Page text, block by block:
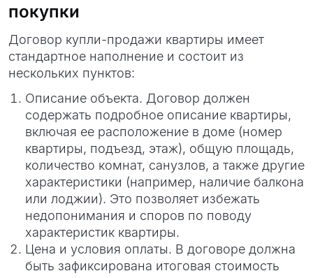
покупки
Договор купли-продажи квартиры имеет
стандартное наполнение и состоит из
нескольких пунктов:
Описание объекта. Договор должен
содержать подробное описание квартиры,
включая ее расположение в доме (номер
квартиры, подъезд, этаж), общую площадь,
количество комнат, санузлов, а также другие
характеристики (например, наличие балкона
или лоджии). Это позволяет избежать
недопонимания и споров по поводу
характеристик квартиры.
Цена и условия оплаты. В договоре должна
быть зафиксирована итоговая стоимость